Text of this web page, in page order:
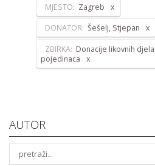
MJESTO: Zagreb
DONATOR: Šešelj, Stjepan
ZBIRKA: Donacije likovnih
pojedinaca
AUTOR